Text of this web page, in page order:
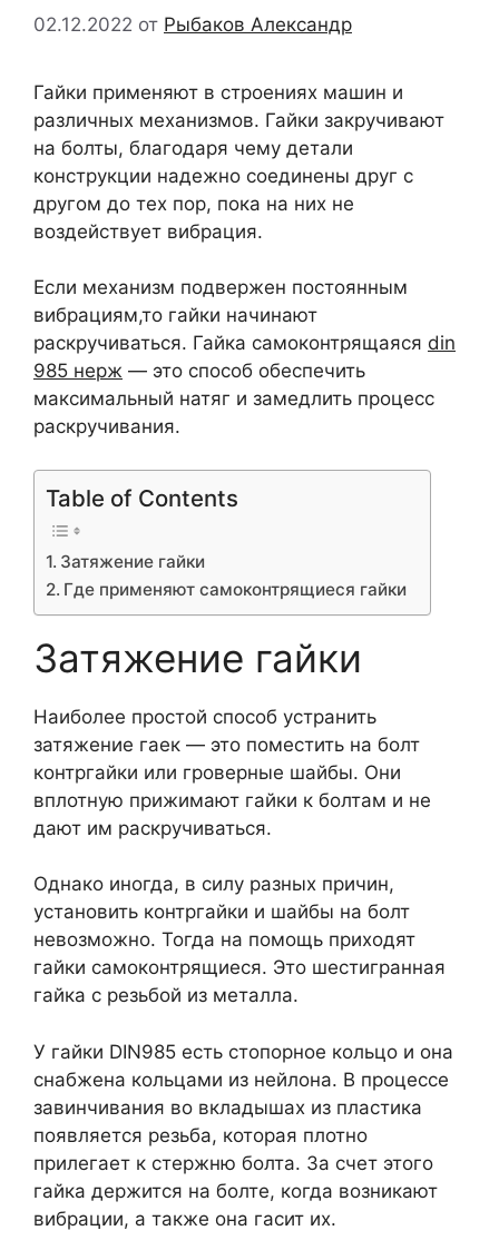
02.12.2022 от Рыбаков Александр
Гайки применяют в строениях машин и
различных механизмов. Гайки закручивают
на болты, благодаря чему детали
конструкции надежно соединены друг с
другом до тех пор, пока на них не
воздействует вибрация.
Если механизм подвержен постоянным
вибрациям,то гайки начинают
раскручиваться. Гайка самоконтрящаяся din
985 нерж — это способ обеспечить
максимальный натяг и замедлить процесс
раскручивания.
Table of Contents
Затяжение гайки
Где применяют самоконтрящиеся гайки
Затяжение гайки
Наиболее простой способ устранить
затяжение гаек — это поместить на болт
контргайки или гроверные шайбы. Они
вплотную прижимают гайки к болтам и не
дают им раскручиваться.
Однако иногда, в силу разных причин,
установить контргайки и шайбы на болт
невозможно. Тогда на помощь приходят
гайки самоконтрящиеся. Это шестигранная
гайка с резьбой из металла.
У гайки DIN985 есть стопорное кольцо и она
снабжена кольцами из нейлона. В процессе
завинчивания во вкладышах из пластика
появляется резьба, которая плотно
прилегает к стержню болта. За счет этого
гайка держится на болте, когда возникают
вибрации, а также она гасит их.